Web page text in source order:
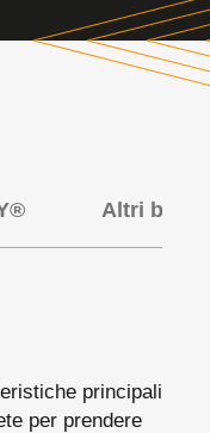
Altri
principali
per prendere